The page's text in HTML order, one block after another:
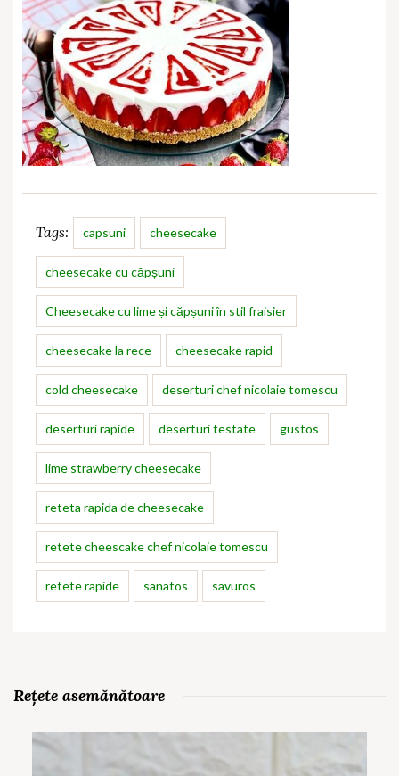
Tags: capsuni cheesecake
cheesecake cu căpșuni
Cheesecake cu lime și căpșuni în stil fraisier
cheesecake la rece cheesecake rapid
cold cheesecake deserturi chef nicolaie tomescu
deserturi rapide deserturi testate gustos
lime strawberry cheesecake
reteta rapida de cheesecake
retete cheescake chef nicolaie tomescu
retete rapide sanatos savuros
Rețete asemănătoare